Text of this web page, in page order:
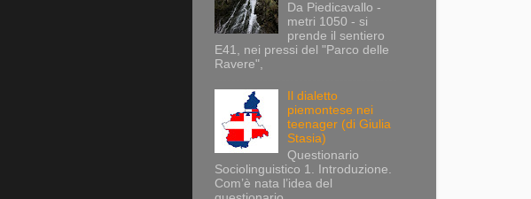
Da Piedicavallo -
metri 1050 - si
prende il sentiero
E41, nei pressi del "Parco delle
Ravere",
Il dialetto
piemontese nei
teenager (di Giulia
Stasia)
Questionario
Sociolinguistico 1. Introduzione.
Com’è nata l’idea del